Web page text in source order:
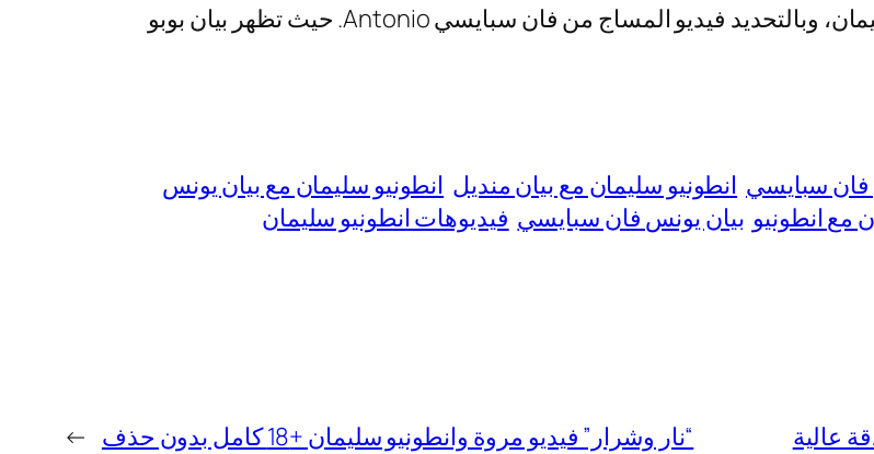
ابدأ الآن في تنزيل كامل مقاطع بيان يونس مع أنطونيو سليمان، وبالتحديد فيديو المساج من فان سبايسي Antonio. حيث تظهر بيان بوبو
فان سبايسي انطونيو سليمان مع بيان منديل انطونيو سليمان مع بيان يونس
مع انطونيو بيان يونس فان سبايسي فيديوهات انطونيو سليمان
“نار وشرار” فيديو مروة وانطونيو سليمان +18 كامل بدون حذف →